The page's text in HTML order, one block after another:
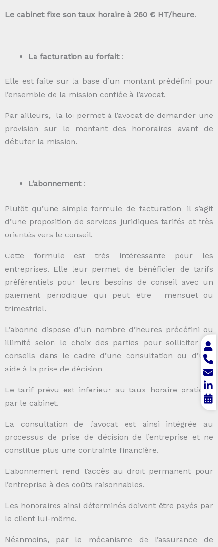
Le cabinet fixe son taux horaire à 260 € HT/heure.
La facturation au forfait:
Elle est faite sur la base d’un montant prédéfini pour
l’ensemble de la mission confiée à l’avocat.
Par ailleurs, la loi permet à l’avocat de demander une
provision sur le montant des honoraires avant de
débuter la mission.
L’abonnement:
Plutôt qu’une simple formule de facturation, il s’agit
d’une proposition de services juridiques tarifés et très
orientés vers le conseil.
Cette formule est très intéressante pour les
entreprises. Elle leur permet de bénéficier de tarifs
préférentiels pour leurs besoins de conseil avec un
paiement périodique qui peut être mensuel ou
trimestriel.
L’abonné dispose d’un nombre d’heures prédéfini ou
illimité selon le choix des parties pour solliciter les
conseils dans le cadre d’une consultation ou d’une
aide à la prise de décision.
Le tarif prévu est inférieur au taux horaire pratiqué
par le cabinet.
La consultation de l’avocat est ainsi intégrée au
processus de prise de décision de l’entreprise et ne
constitue plus une contrainte financière.
L’abonnement rend l’accès au droit permanent pour
l’entreprise à des coûts raisonnables.
Les honoraires ainsi déterminés doivent être payés par
le client lui-même.
Néanmoins, par le mécanisme de l’assurance de